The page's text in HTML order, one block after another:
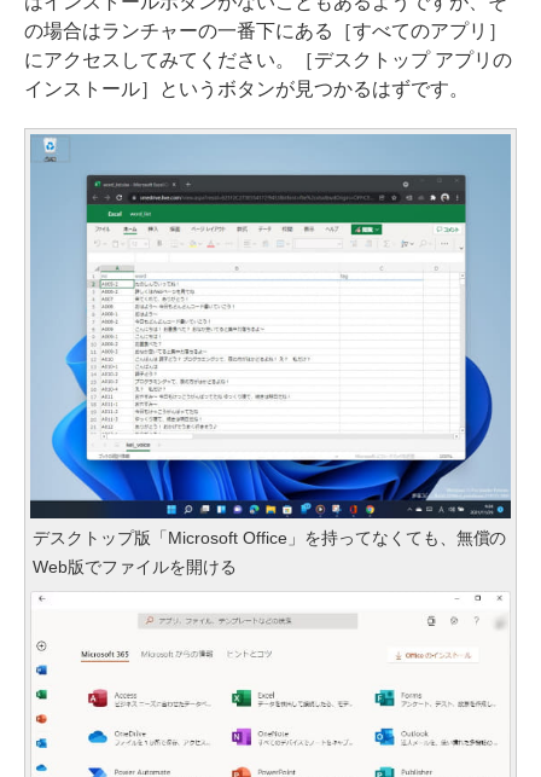
の場合はランチャーの一番下にある［すべてのアプリ］
にアクセスしてみてください。［デスクトップ アプリの
インストール］というボタンが見つかるはずです。
デスクトップ版「Microsoft Office」を持ってなくても、無償の
Web版でファイルを開ける